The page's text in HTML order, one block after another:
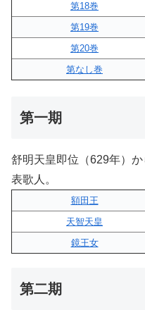
第18巻
第19巻
第20巻
第なし巻
第一期
舒明天皇即位（629年）
表歌人。
額田王
天智天皇
鏡王女
第二期